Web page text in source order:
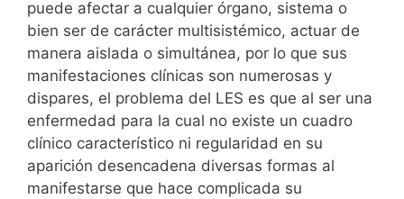
puede afectar a cualquier órgano, sistema o
bien ser de carácter multisistémico, actuar de
manera aislada o simultánea, por lo que sus
manifestaciones clínicas son numerosas y
dispares, el problema del LES es que al ser una
enfermedad para la cual no existe un cuadro
clínico característico ni regularidad en su
aparición desencadena diversas formas al
manifestarse que hace complicada su